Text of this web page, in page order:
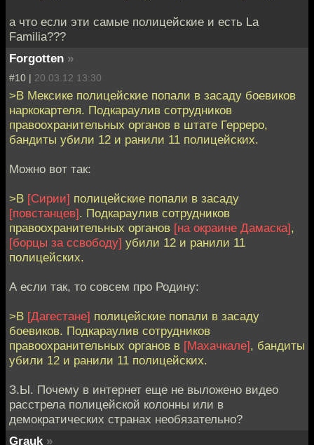
а что если эти самые полицейские и есть La
Familia???
Forgotten »
#10 | 20.03.12 13:30
>В Мексике полицейские попали в засаду боевиков
наркокартеля. Подкараулив сотрудников
правоохранительных органов в штате Герреро,
бандиты убили 12 и ранили 11 полицейских.
Можно вот так:
>В [Сирии] полицейские попали в засаду
[повстанцев]. Подкараулив сотрудников
правоохранительных органов [на окраине Дамаска],
[борцы за ссвободу] убили 12 и ранили 11
полицейских.
А если так, то совсем про Родину:
>В [Дагестане] полицейские попали в засаду
боевиков. Подкараулив сотрудников
правоохранительных органов в [Махачкале], бандиты
убили 12 и ранили 11 полицейских.
З.Ы. Почему в интернет еще не выложено видео
расстрела полицейской колонны или в
демократических странах необязательно?
Grauk »